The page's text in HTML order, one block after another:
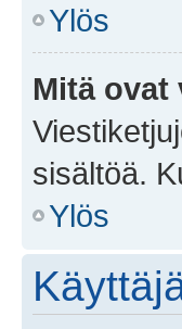
Ylös
Mitä ovat
sisältöä.
Ylös